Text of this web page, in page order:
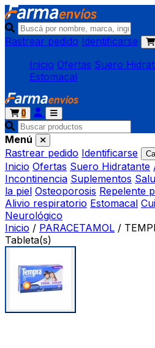
Rastrear pedido Identificarse
Inicio Ofertas Suero
Estomacal
0
Menú
Rastrear pedido Identificarse
Inicio Ofertas Suero Hidratante
Incontinencia Suplementos
la piel Osteoporosis Repelente
Alivio respiratorio Estomacal
Neurológico
Inicio / PARACETAMOL /
Tableta(s)